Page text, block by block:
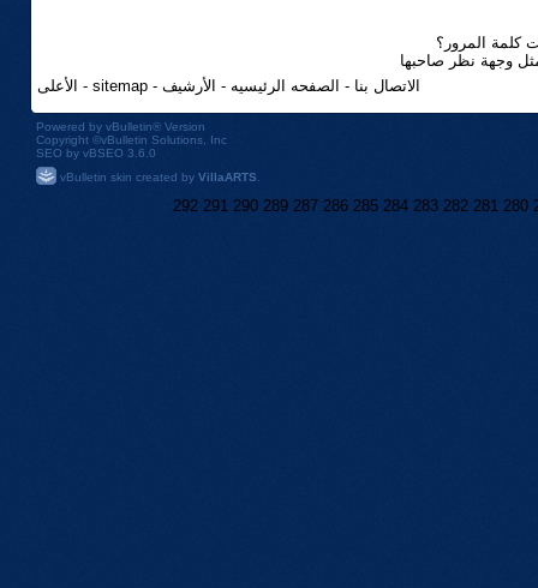
كلمة المرور؟
وجهة نظر صاحبها
الاتصال بنا - الصفحه الرئيسيه - الأرشيف -
sitemap
- الأعلى
Powered by vBulletin®Version
Copyright ©vBulletin Solutions, Inc
SEO by vBSEO 3.6.0
vBulletin skin created by VillaARTS
280
281
282
283
284
285
286
287
289
290
291
292